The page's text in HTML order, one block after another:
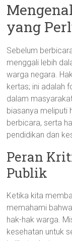
yang
Sebelum
menggali lebih
warga negara.
kertas; ini adalah
dalam
biasanya meliputi
berbicara, serta
pendidikan dan
Peran
Publik
Ketika kita
memahami
hak-hak warga.
kesehatan untuk